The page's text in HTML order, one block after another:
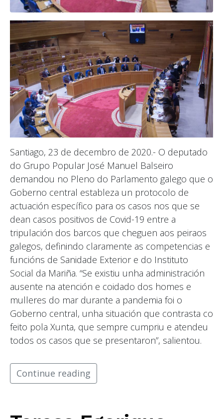
Santiago, 23 de decembro de 2020.- O deputado
do Grupo Popular José Manuel Balseiro
demandou no Pleno do Parlamento galego que o
Goberno central estableza un protocolo de
actuación específico para os casos nos que se
dean casos positivos de Covid-19 entre a
tripulación dos barcos que cheguen aos peiraos
galegos, definindo claramente as competencias e
funcións de Sanidade Exterior e do Instituto
Social da Mariña. “Se existiu unha administración
ausente na atención e coidado dos homes e
mulleres do mar durante a pandemia foi o
Goberno central, unha situación que contrasta co
feito pola Xunta, que sempre cumpriu e atendeu
todos os casos que se presentaron”, salientou.
Continue reading